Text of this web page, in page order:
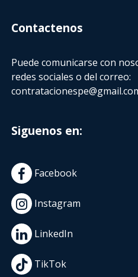
Contactenos
Puede comunicarse con
redes sociales o del correo:
Siguenos en:
Facebook
Instagram
LinkedIn
TikTok